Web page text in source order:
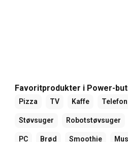
Favoritprodukter i Power-
Pizza TV Kaffe Telefon
Støvsuger Robotstøvsuger
PC Brød Smoothie Mus